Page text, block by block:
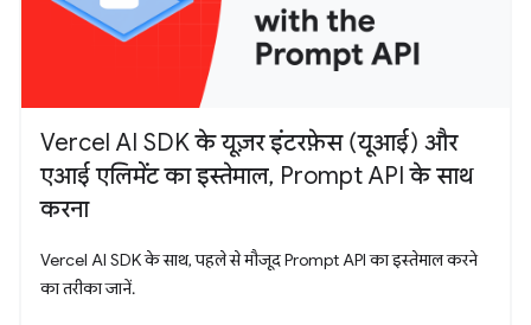
Vercel AI SDK के यूज़र इंटरफ़ेस (यूआई) और
एआई एलिमेंट का इस्तेमाल, Prompt API के साथ
करना
Vercel AI SDK के साथ, पहले से मौजूद Prompt API का इस्तेमाल करने
का तरीका जानें.